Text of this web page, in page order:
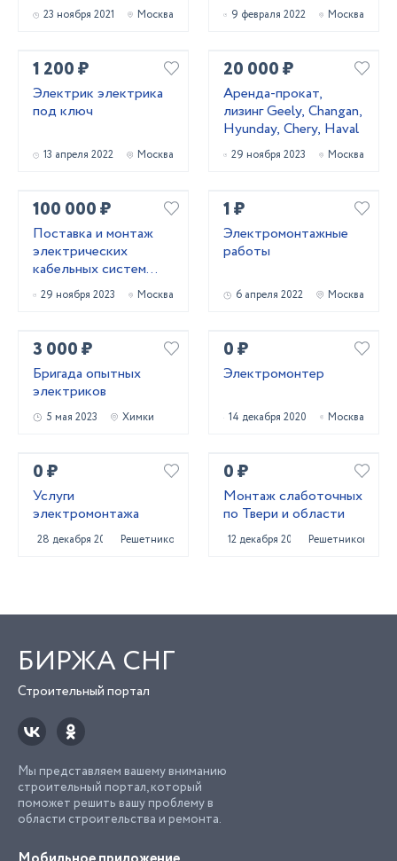
23 ноября 2021 Москва 9 февраля 2022 Москва
1 200 ₽
Электрик электрика
под ключ
13 апреля 2022 Москва
20 000 ₽
Аренда-прокат,
лизинг Geely, Changan,
Hyunday, Chery, Haval
29 ноября 2023 Москва
100 000 ₽
Поставка и монтаж
электрических
кабельных систем
обогрева
29 ноября 2023 Москва
1 ₽
Электромонтажные
работы
6 апреля 2022 Москва
3 000 ₽
Бригада опытных
электриков
5 мая 2023 Химки
0 ₽
Электромонтер
14 декабря 2020 Москва
0 ₽
Услуги
электромонтажа
28 декабря 2020 Решетниково
0 ₽
Монтаж слаботочных
по Твери и области
12 декабря 2021 Решетниково
БИРЖА СНГ
Строительный портал
Мы представляем вашему вниманию
строительный портал, который
поможет решить вашу проблему в
области строительства и ремонта.